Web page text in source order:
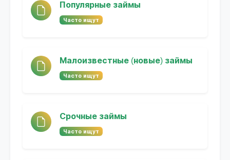
Популярные займы
Часто ищут
Малоизвестные (новые) займы
Часто ищут
Срочные займы
Часто ищут